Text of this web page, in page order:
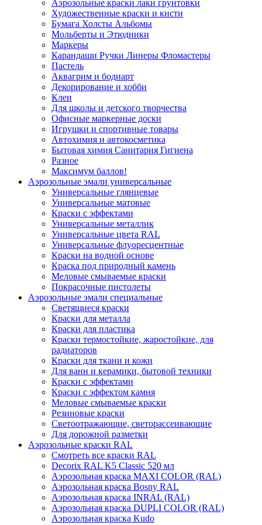
Аэрозольные краски лаки грунтовки
Художественные краски и кисти
Бумага Холсты Альбомы
Мольберты и Этюдники
Маркеры
Карандаши Ручки Линеры Фломастеры
Пастель
Аквагрим и бодиарт
Декорирование и хобби
Клеи
Для школы и детского творчества
Офисные маркерные доски
Игрушки и спортивные товары
Автохимия и автокосметика
Бытовая химия Санитария Гигиена
Разное
Максимум баллов!
Аэрозольные эмали универсальные
Универсальные глянцевые
Универсальные матовые
Краски с эффектами
Универсальные металлик
Универсальные цвета RAL
Универсальные флуоресцентные
Краски на водной основе
Краска под природный камень
Меловые смываемые краски
Покрасочные пистолеты
Аэрозольные эмали специальные
Светящиеся краски
Краски для металла
Краски для пластика
Краски термостойкие, жаростойкие, для
радиаторов
Краски для ткани и кожи
Для ванн и керамики, бытовой техники
Краски с эффектами
Краски с эффектом камня
Меловые смываемые краски
Резиновые краски
Светоотражающие, светорассеивающие
Для дорожной разметки
Аэрозольные краски RAL
Смотреть все краски RAL
Decorix RAL K5 Classic 520 мл
Аэрозольная краска MAXI COLOR (RAL)
Аэрозольная краска Bosny RAL
Аэрозольная краска INRAL (RAL)
Аэрозольная краска DUPLI COLOR (RAL)
Аэрозольная краска Kudo